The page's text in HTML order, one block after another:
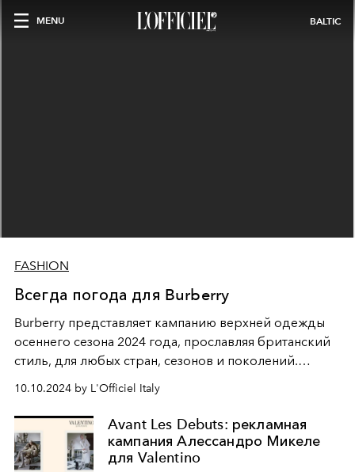
MENU BALTIC
FASHION
Всегда погода для Burberry
Burberry представляет кампанию верхней одежды
осеннего сезона 2024 года, прославляя британский
стиль, для любых стран, сезонов и поколений.
Кампания собрала прославленный актерский состав:
от Барри Кеогана, Оливии Коулман и Кары
Делевинь до Эберечи Эзе и Чжан Цзинъи.
10.10.2024 by L'Officiel Italy
Avant Les Debuts: рекламная
кампания Алессандро Микеле
для Valentino